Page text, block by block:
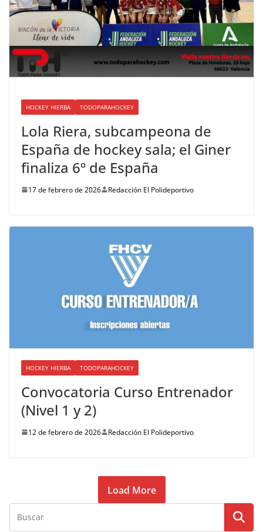
HOCKEY HIERBA TODOPARAHOCKEY
Lola Riera, subcampeona de
España de hockey sala; el Giner
finaliza 6º de España
17 de febrero de 2026 Redacción El Polideportivo
HOCKEY HIERBA TODOPARAHOCKEY
Convocatoria Curso Entrenador
(Nivel 1 y 2)
12 de febrero de 2026 Redacción El Polideportivo
Load More